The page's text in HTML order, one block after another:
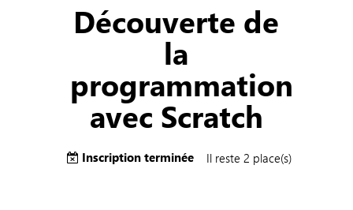
Découverte de
la
programmation
avec Scratch
Inscription terminée Il reste 2 place(s)